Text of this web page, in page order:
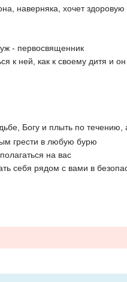
наверняка, хочет
- первосвященник
к ней, как к своему дитя и
Богу и плыть по
грести в любую бурю
на вас
себя рядом с вами в